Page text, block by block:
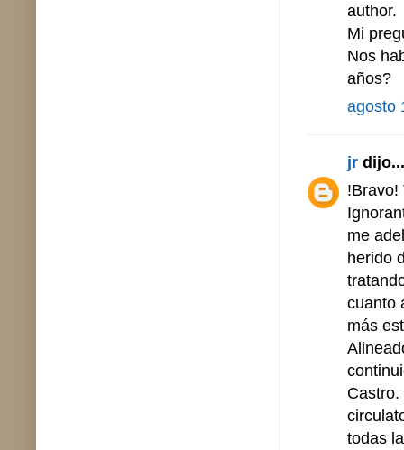
author.
Mi
Nos
años?
agosto
jr dijo...
!Bravo!
me
herido
cuanto
más
todas